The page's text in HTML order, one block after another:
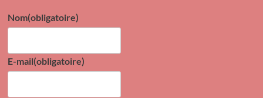
Nom(obligatoire)
E-mail(obligatoire)